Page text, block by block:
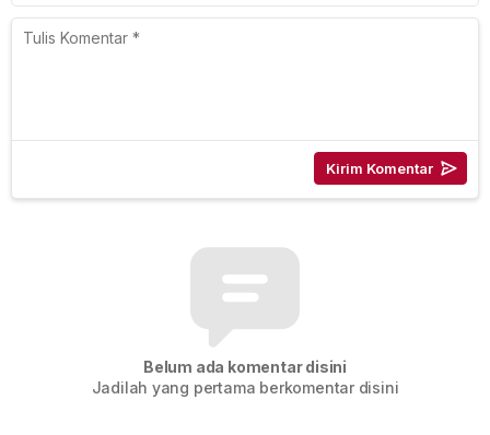
Belum ada komentar disini
Jadilah yang pertama berkomentar disini